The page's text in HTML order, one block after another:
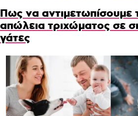
Πως να αντιμετωπίσουμε
απώλεια τριχώματος σε
γάτες